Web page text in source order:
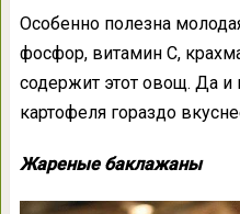
Особенно полезна
фосфор, витамин С,
содержит этот овощ. Да и
картофеля гораздо
Жареные баклажаны